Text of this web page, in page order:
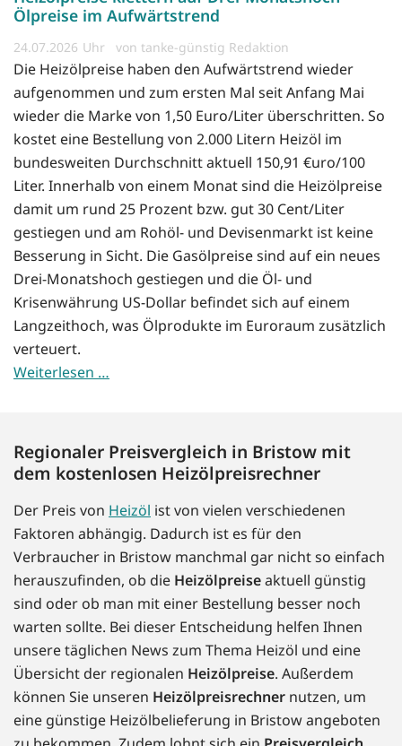
Ölpreise im Aufwärtstrend
24.07.2026 von tanke-günstig Redaktion
Die Heizölpreise haben den Aufwärtstrend wieder
aufgenommen und zum ersten Mal seit Anfang Mai
wieder die Marke von 1,50 Euro/Liter überschritten. So
kostet eine Bestellung von 2.000 Litern Heizöl im
bundesweiten Durchschnitt aktuell 150,91 €uro/100
Liter. Innerhalb von einem Monat sind die Heizölpreise
damit um rund 25 Prozent bzw. gut 30 Cent/Liter
gestiegen und am Rohöl- und Devisenmarkt ist keine
Besserung in Sicht. Die Gasölpreise sind auf ein neues
Drei-Monatshoch gestiegen und die Öl- und
Krisenwährung US-Dollar befindet sich auf einem
Langzeithoch, was Ölprodukte im Euroraum zusätzlich
verteuert.
Weiterlesen …
Regionaler Preisvergleich in Bristow mit
dem kostenlosen Heizölpreisrechner
Der Preis von Heizöl ist von vielen verschiedenen
Faktoren abhängig. Dadurch ist es für den
Verbraucher in Bristow manchmal gar nicht so einfach
herauszufinden, ob die Heizölpreiseaktuell günstig
sind oder ob man mit einer Bestellung besser noch
warten sollte. Bei dieser Entscheidung helfen Ihnen
unsere täglichen News zum Thema Heizöl und eine
Übersicht der regionalen Heizölpreise. Außerdem
können Sie unseren Heizölpreisrechner nutzen, um
eine günstige Heizölbelieferung in Bristow angeboten